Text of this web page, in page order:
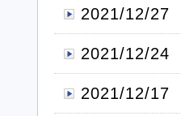
2021/12/27
2021/12/24
2021/12/17